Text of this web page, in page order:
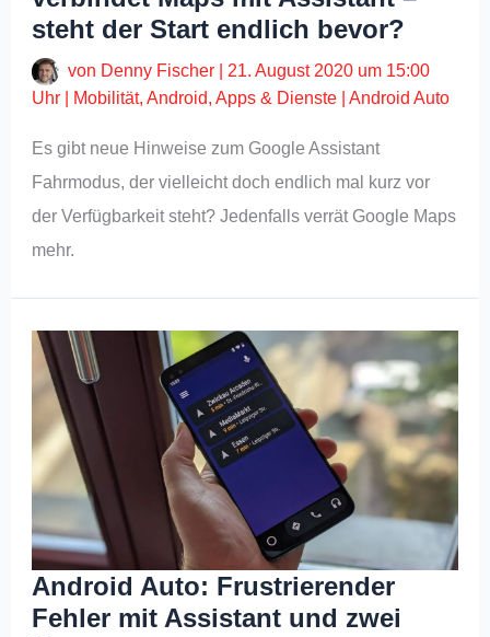
steht der Start endlich bevor?
von Denny Fischer
21. August 2020 um 15:00
Uhr
Mobilität,Android,Apps & Dienste |Android Auto
Es gibt neue Hinweise zum Google Assistant
Fahrmodus, der vielleicht doch endlich mal kurz vor
der Verfügbarkeit steht? Jedenfalls verrät Google Maps
mehr.
Android Auto: Frustrierender
Fehler mit Assistant und zwei